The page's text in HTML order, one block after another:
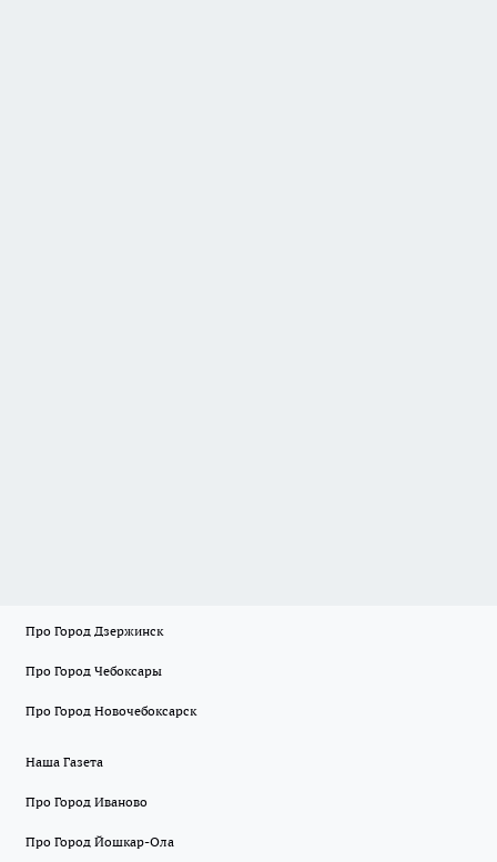
Про Город Дзержинск
Про Город Чебоксары
Про Город Новочебоксарск
Наша Газета
Про Город Иваново
Про Город Йошкар-Ола